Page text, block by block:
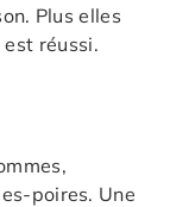
Plus elles
est réussi.
poires. Une